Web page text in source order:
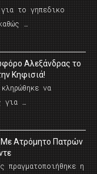
το γηπεδικο
…
Αλεξάνδρας το
Κηφισιά!
να
για …
Με Ατρόμητο Πατρών
πραγματοποιήθηκε η